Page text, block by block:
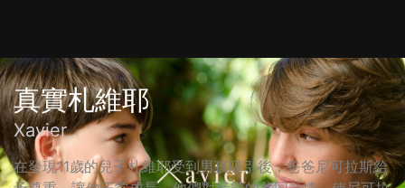
真實札維耶
Xavier
在發現11歲的兒子札維耶受到男孩吸引後，爸爸尼可拉斯給